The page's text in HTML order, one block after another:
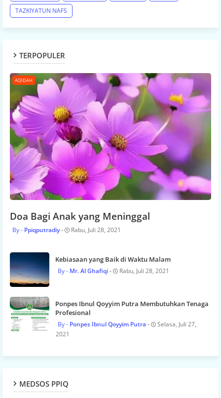
TAZKIYATUN NAFS
TERPOPULER
AQIDAH
Doa Bagi Anak yang Meninggal
Ppiqputradiy Rabu, Juli 28, 2021
Kebiasaan yang Baik di Waktu Malam
Mr. Al Ghafiqi Rabu, Juli 28, 2021
Ponpes Ibnul Qoyyim Putra Membutuhkan Tenaga
Profesional
Ponpes Ibnul Qoyyim Putra
Selasa, Juli 27,
2021
MEDSOS PPIQ